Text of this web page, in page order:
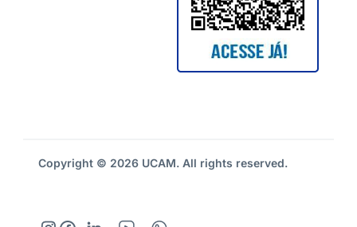
Copyright © 2026 UCAM. All rights reserved.